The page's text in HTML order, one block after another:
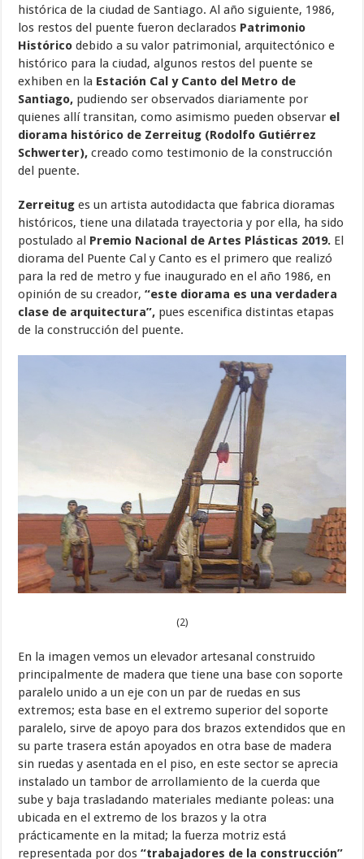
histórica de la ciudad de Santiago. Al año siguiente, 1986,
los restos del puente fueron declarados Patrimonio
Histórico debido a su valor patrimonial, arquitectónico e
histórico para la ciudad, algunos restos del puente se
exhiben en la Estación Cal y Canto del Metro de
Santiago, pudiendo ser observados diariamente por
quienes allí transitan, como asimismo pueden observar el
diorama histórico de Zerreitug (Rodolfo Gutiérrez
Schwerter), creado como testimonio de la construcción
del puente.
Zerreitug es un artista autodidacta que fabrica dioramas
históricos, tiene una dilatada trayectoria y por ella, ha sido
postulado al Premio Nacional de Artes Plásticas 2019. El
diorama del Puente Cal y Canto es el primero que realizó
para la red de metro y fue inaugurado en el año 1986, en
opinión de su creador,“este diorama es una verdadera
clase de arquitectura”, pues escenifica distintas etapas
de la construcción del puente.
(2)
En la imagen vemos un elevador artesanal construido
principalmente de madera que tiene una base con soporte
paralelo unido a un eje con un par de ruedas en sus
extremos; esta base en el extremo superior del soporte
paralelo, sirve de apoyo para dos brazos extendidos que en
su parte trasera están apoyados en otra base de madera
sin ruedas y asentada en el piso, en este sector se aprecia
instalado un tambor de arrollamiento de la cuerda que
sube y baja trasladando materiales mediante poleas: una
ubicada en el extremo de los brazos y la otra
prácticamente en la mitad; la fuerza motriz está
representada por dos“trabajadores de la construcción”